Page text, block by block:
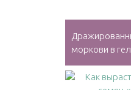
моркови в